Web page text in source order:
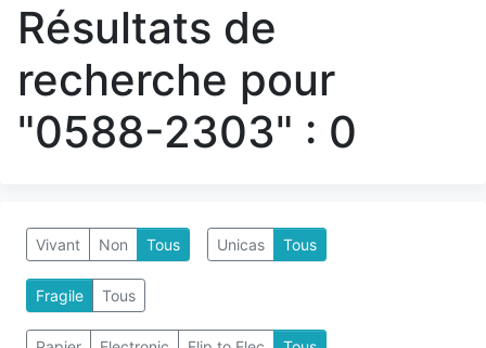
Résultats de
recherche pour
"0588-2303" : 0
Vivant Non Tous Unicas Tous
Fragile Tous